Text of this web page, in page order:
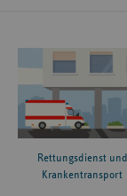
Rettungsdienst und
Krankentransport